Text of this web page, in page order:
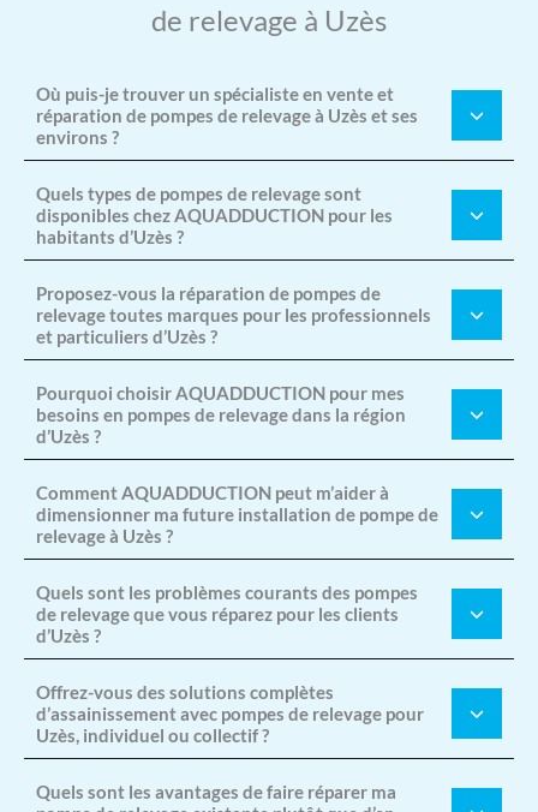
de relevage à Uzès
Où puis-je trouver un spécialiste en vente et
réparation de pompes de relevage à Uzès et ses
environs ?
Quels types de pompes de relevage sont
disponibles chez AQUADDUCTION pour les
habitants d’Uzès ?
Proposez-vous la réparation de pompes de
relevage toutes marques pour les professionnels
et particuliers d’Uzès ?
Pourquoi choisir AQUADDUCTION pour mes
besoins en pompes de relevage dans la région
d’Uzès ?
Comment AQUADDUCTION peut m’aider à
dimensionner ma future installation de pompe de
relevage à Uzès ?
Quels sont les problèmes courants des pompes
de relevage que vous réparez pour les clients
d’Uzès ?
Offrez-vous des solutions complètes
d’assainissement avec pompes de relevage pour
Uzès, individuel ou collectif ?
Quels sont les avantages de faire réparer ma